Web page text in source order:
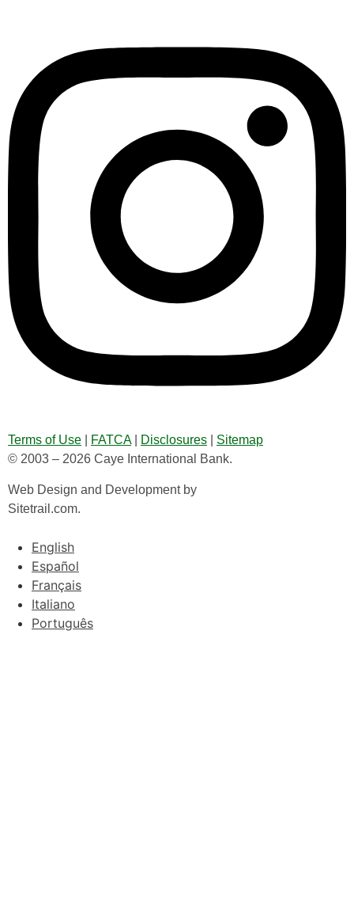
Terms of Use FATCA| Disclosures
Sitemap
© 2003 – 2026 Caye International Bank.
Web Design and Development by
Sitetrail.com.
English
Español
Français
Italiano
Português